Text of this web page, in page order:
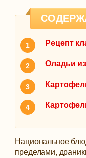
Рецепт
Оладьи
Национальное
пределами,